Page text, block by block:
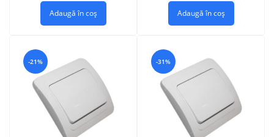
Adaugă în coș Adaugă în coș
-21% -31%